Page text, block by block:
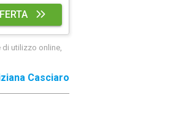
utilizzo online,
Casciaro